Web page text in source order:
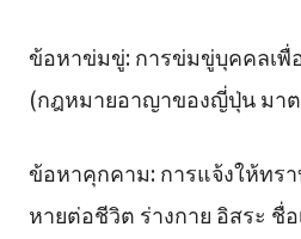
ข้อหาข่มขู่: การข่มขู่บุคคลเ
(กฎหมายอาญาของญี่ปุ่น มาต
ข้อหาคุกคาม: การแจ้งให้ทร
หายต่อชีวิต ร่างกาย อิสระ ชื่